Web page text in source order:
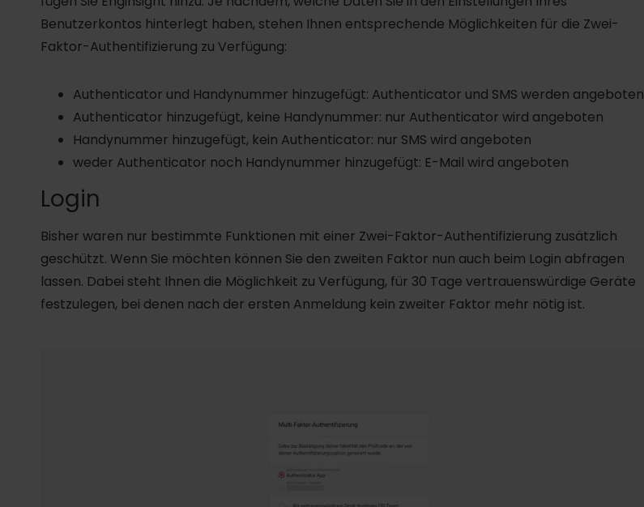
Benutzerkontos hinterlegt haben, stehen Ihnen entsprechende Möglichkeiten für die Zwei-
Faktor-Authentifizierung zu Verfügung:
Authenticator und Handynummer hinzugefügt: Authenticator und SMS werden angeboten
Authenticator hinzugefügt, keine Handynummer: nur Authenticator wird angeboten
Handynummer hinzugefügt, kein Authenticator: nur SMS wird angeboten
weder Authenticator noch Handynummer hinzugefügt: E-Mail wird angeboten
Login
Bisher waren nur bestimmte Funktionen mit einer Zwei-Faktor-Authentifizierung zusätzlich
geschützt. Wenn Sie möchten können Sie den zweiten Faktor nun auch beim Login abfragen
lassen. Dabei steht Ihnen die Möglichkeit zu Verfügung, für 30 Tage vertrauenswürdige Geräte
festzulegen, bei denen nach der ersten Anmeldung kein zweiter Faktor mehr nötig ist.